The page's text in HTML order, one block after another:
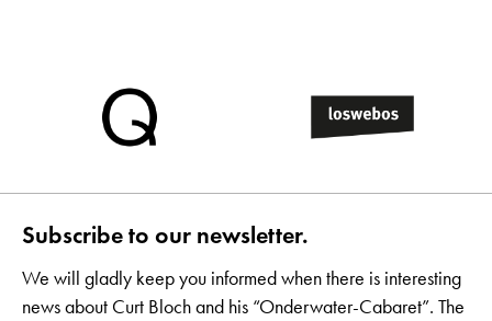
Subscribe to our newsletter.
We will gladly keep you informed when there is interesting
news about Curt Bloch and his “Onderwater-Cabaret”. The